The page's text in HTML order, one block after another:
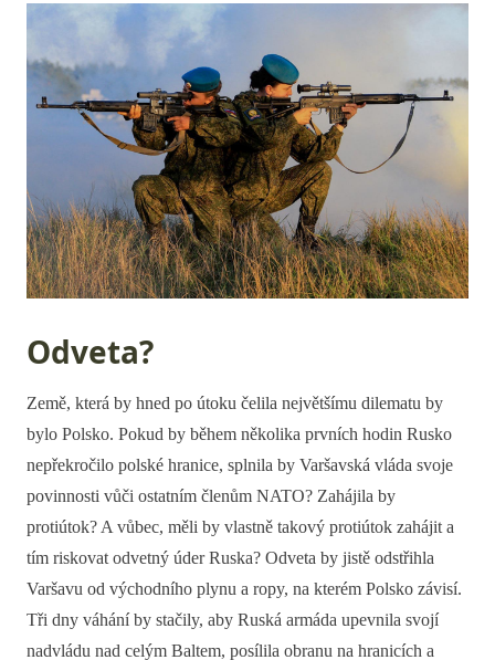
Odveta?
Země, která by hned po útoku čelila největšímu dilematu by
bylo Polsko. Pokud by během několika prvních hodin Rusko
nepřekročilo polské hranice, splnila by Varšavská vláda svoje
povinnosti vůči ostatním členům NATO? Zahájila by
protiútok? A vůbec, měli by vlastně takový protiútok zahájit a
tím riskovat odvetný úder Ruska? Odveta by jistě odstřihla
Varšavu od východního plynu a ropy, na kterém Polsko závisí.
Tři dny váhání by stačily, aby Ruská armáda upevnila svojí
nadvládu nad celým Baltem, posílila obranu na hranicích a